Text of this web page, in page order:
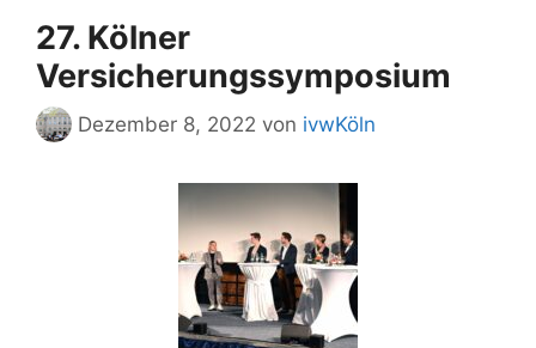
27. Kölner
Versicherungssymposium
Dezember 8, 2022 von ivwKöln